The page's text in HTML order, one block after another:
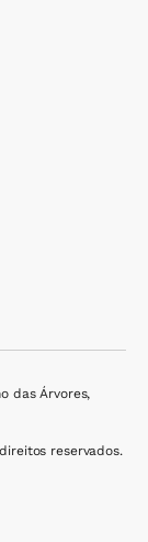
das Árvores,
reservados.